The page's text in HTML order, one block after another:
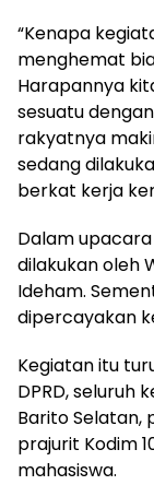
‎“Kenapa
menghemat
Harapannya
sesuatu
rakyatnya
sedang
berkat kerja
‎Dalam
dilakukan oleh
Ideham.
dipercayakan
‎Kegiatan itu
DPRD, seluruh
Barito Selatan,
prajurit Kodim
mahasiswa.